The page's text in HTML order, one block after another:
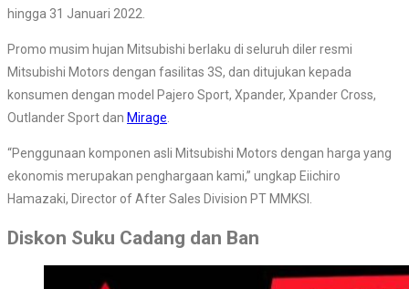
hingga 31 Januari 2022.
Promo musim hujan Mitsubishi berlaku di seluruh diler resmi
Mitsubishi Motors dengan fasilitas 3S, dan ditujukan kepada
konsumen dengan model Pajero Sport, Xpander, Xpander Cross,
Outlander Sport dan Mirage.
“Penggunaan komponen asli Mitsubishi Motors dengan harga yang
ekonomis merupakan penghargaan kami,” ungkap Eiichiro
Hamazaki, Director of After Sales Division PT MMKSI.
Diskon Suku Cadang dan Ban